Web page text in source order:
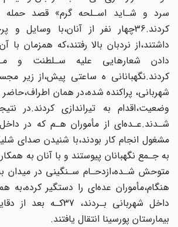
سرد‌ و شـاید‌ اسـلحه گرم» قصد حمله
کردند.36چهار نفر‌ از‌ آنان،با
داشتند‌،از‌ نردبان بالا رفتند،که همزمان با
دادن شعارهایی علیه سـلطنت و
کردند.نگهبانانی ه ساعتی‌ پیش‌،از زیر
شهربانی، پراکنده‌ شده‌،در‌ همان اطراف،حاضر
وضعیت‌،اقدام به تیراندازی‌ کردند.در
شـدند.عـده‌ای از‌ مأموران‌ هـم که در داخل
مشغول انجام کار بودند‌،با‌ شنیدن صدای شلیک
به جـمع نگهبانان پیوستند و با آنان به
متوحش شـده‌،ازدحـام‌ سـنگینی در میدان
هنگام،مأموران‌ عده‌ای‌ را دستگیر کرده،به‌
داخل شهربانی‌ بـردند،‌ ‌37کـه
بیمارستان پورسینا‌ انتقال‌ یافتند.